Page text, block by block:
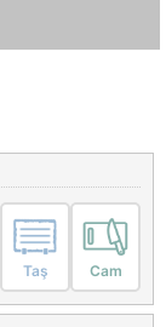
Taş Cam